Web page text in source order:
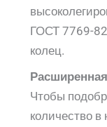
ГОСТ 7769-
колец.
Чтобы
количество в